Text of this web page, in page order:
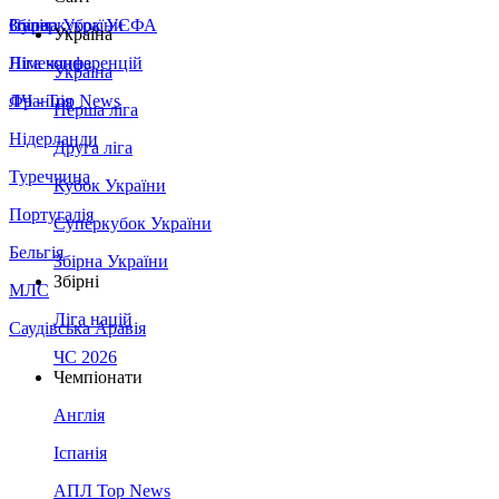
Збірна України
Італія
Німеччина
Франція
Нідерланди
Туреччина
Португалія
Бельгія
МЛС
Саудівська Аравія
Суперкубок УЄФА
Ліга конференцій
ЛЧ - Top News
Україна
Україна
Перша ліга
Друга ліга
Кубок України
Суперкубок України
Збірна України
Збірні
Ліга націй
ЧС 2026
Чемпіонати
Англія
Іспанія
АПЛ Top News